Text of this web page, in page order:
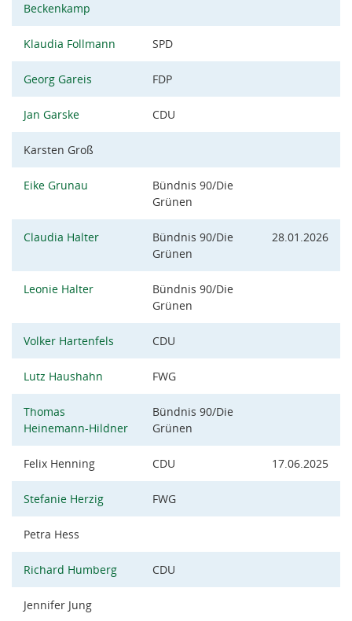
Beckenkamp
Klaudia Follmann SPD
Georg Gareis FDP
Jan Garske CDU
Karsten Groß
Eike Grunau
Bündnis 90/Die
Grünen
Claudia Halter
Bündnis 90/Die
Grünen
28.01.2026
Leonie Halter
Bündnis 90/Die
Grünen
Volker Hartenfels CDU
Lutz Haushahn FWG
Thomas
Heinemann-Hildner
Bündnis 90/Die
Grünen
Felix Henning CDU 17.06.2025
Stefanie Herzig FWG
Petra Hess
Richard Humberg CDU
Jennifer Jung